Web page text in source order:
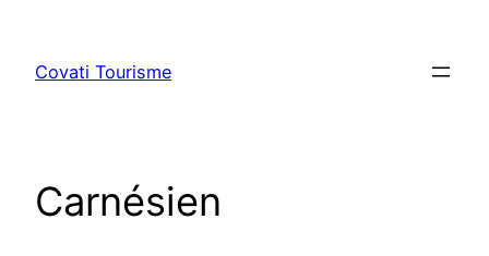
contenu
Covati Tourisme
Carnésien